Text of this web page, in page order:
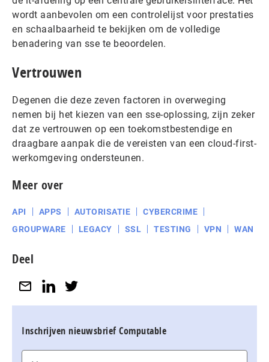
wordt aanbevolen om een ​​controlelijst voor prestaties
en schaalbaarheid te bekijken om de volledige
benadering van sse te beoordelen.
Vertrouwen
Degenen die deze zeven factoren in overweging
nemen bij het kiezen van een sse-oplossing, zijn zeker
dat ze vertrouwen op een toekomstbestendige en
draagbare aanpak die de vereisten van een cloud-first-
werkomgeving ondersteunen.
Meer over
API APPS AUTORISATIE
CYBERCRIME
GROUPWARE
LEGACY SSL TESTING VPN WAN
Deel
Inschrijven nieuwsbrief Computable